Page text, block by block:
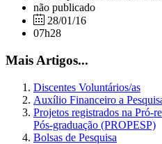
não publicado
28/01/16
07h28
Mais Artigos...
Discentes Voluntários/as
Auxílio Financeiro a
Projetos registrados na Pró-
Pós-graduação (PROPESP)
Bolsas de Pesquisa